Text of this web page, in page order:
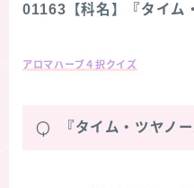
01163【科名】『タイム
アロマハーブ４択クイズ
Q 『タイム・ツヤノ